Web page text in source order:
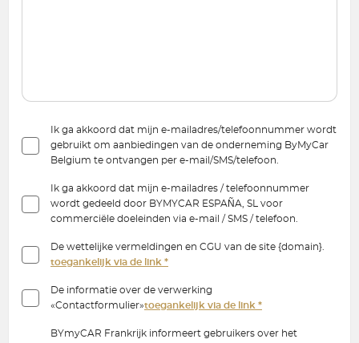
Ik ga akkoord dat mijn e-mailadres/telefoonnummer wordt
gebruikt om aanbiedingen van de onderneming ByMyCar
Belgium te ontvangen per e-mail/SMS/telefoon.
Ik ga akkoord dat mijn e-mailadres / telefoonnummer
wordt gedeeld door BYMYCAR ESPAÑA, SL voor
commerciële doeleinden via e-mail / SMS / telefoon.
De wettelijke vermeldingen en CGU van de site {domain}.
toegankelijk via de link *
De informatie over de verwerking
«Contactformulier»toegankelijk via de link *
BYmyCAR Frankrijk informeert gebruikers over het